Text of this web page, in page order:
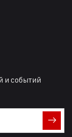
и событий